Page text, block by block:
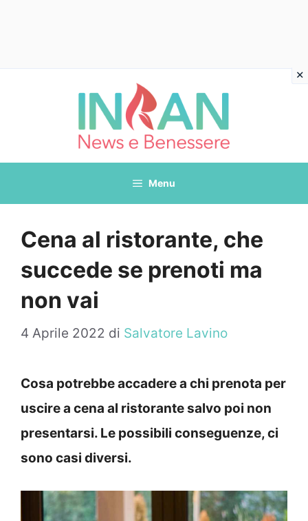
Menu
Cena al ristorante, che
succede se prenoti ma
non vai
4 Aprile 2022 di Salvatore Lavino
Cosa potrebbe accadere a chi prenota per
uscire a cena al ristorante salvo poi non
presentarsi. Le possibili conseguenze, ci
sono casi diversi.